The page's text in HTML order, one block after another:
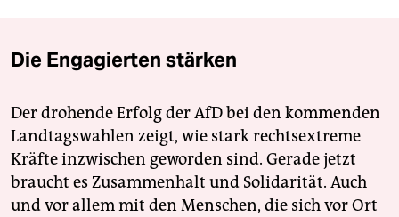
Die Engagierten stärken
Der drohende Erfolg der AfD bei den kommenden
Landtagswahlen zeigt, wie stark rechtsextreme
Kräfte inzwischen geworden sind. Gerade jetzt
braucht es Zusammenhalt und Solidarität. Auch
und vor allem mit den Menschen, die sich vor Ort